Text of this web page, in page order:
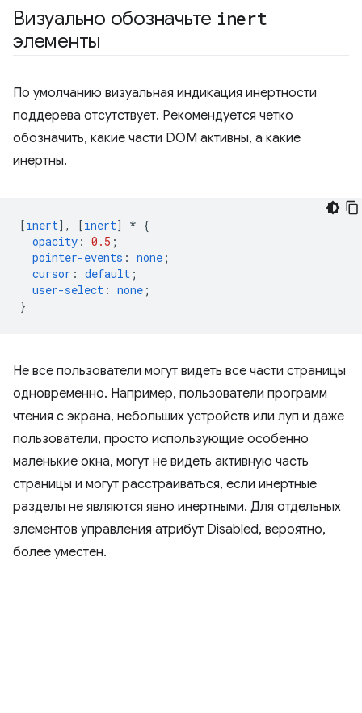
Визуально обозначьте inert
элементы
По умолчанию визуальная индикация инертности
поддерева отсутствует. Рекомендуется четко
обозначить, какие части DOM активны, а какие
инертны.
[inert], [inert] * {
opacity : 0.5 ;
pointer-events : none ;
cursor : default ;
user-select : none ;
}
Не все пользователи могут видеть все части страницы
одновременно. Например, пользователи программ
чтения с экрана, небольших устройств или луп и даже
пользователи, просто использующие особенно
маленькие окна, могут не видеть активную часть
страницы и могут расстраиваться, если инертные
разделы не являются явно инертными. Для отдельных
элементов управления атрибут Disabled, вероятно,
более уместен.